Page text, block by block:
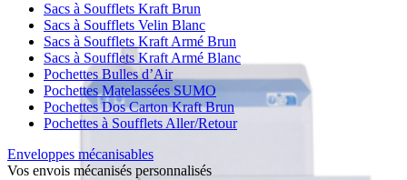
Sacs à Soufflets Kraft Brun
Sacs à Soufflets Velin Blanc
Sacs à Soufflets Kraft Armé Brun
Sacs à Soufflets Kraft Armé Blanc
Pochettes Bulles d’Air
Pochettes Matelassées SUMO
Pochettes Dos Carton Kraft Brun
Pochettes à Soufflets Aller/Retour
Enveloppes mécanisables
Vos envois mécanisés personnalisés